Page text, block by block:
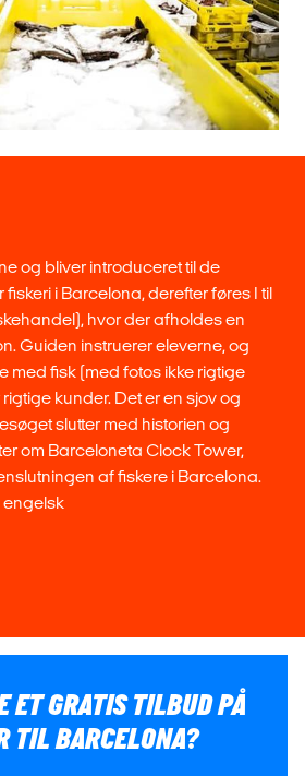
og bliver introduceret til de
i Barcelona, ​​derefter føres I til
hvor der afholdes en
Guiden instruerer eleverne, og
med fisk (med fotos ikke rigtige
kunder. Det er en sjov og
slutter med historien og
om Barceloneta Clock Tower,
af ​​fiskere i Barcelona.
ET GRATIS TILBUD PÅ
TIL BARCELONA?